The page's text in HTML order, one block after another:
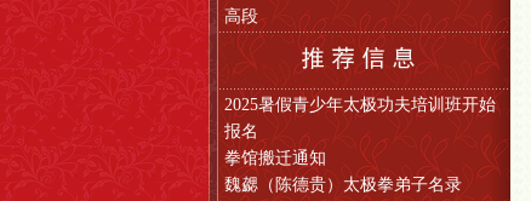
高段
2025暑假青少年太极功夫培训班开始
报名
拳馆搬迁通知
魏勰（陈德贵）太极拳弟子名录